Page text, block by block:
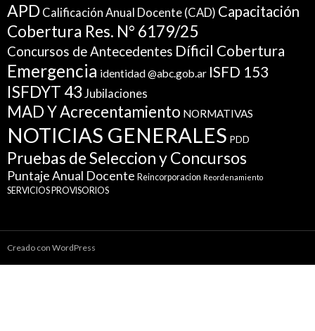
APD Calificación Anual Docente (CAD) Capacitación
Cobertura Res. N° 6179/25
Concursos de Antecedentes Díficil Cobertura
Emergencia identidad @abc.gob.ar ISFD 153
ISFDYT 43 Jubilaciones
MAD Y Acrecentamiento NORMATIVAS
NOTICIAS GENERALES PDD
Pruebas de Seleccion y Concursos
Puntaje Anual Docente Reincorporacion Reordenamiento
SERVICIOS PROVISORIOS
Creado con WordPress